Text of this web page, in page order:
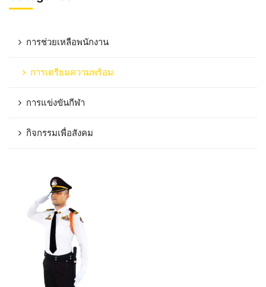
การช่วยเหลือพนักงาน
การเตรียมความพร้อม
การแข่งขันกีฬา
กิจกรรมเพื่อสังคม